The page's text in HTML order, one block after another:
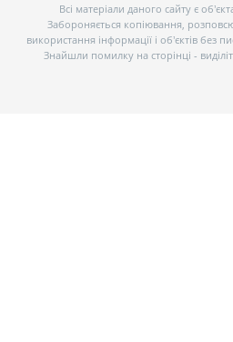
Всі матеріали даного сайту є
Забороняється копіювання,
використання інформації і об’єктів без
Знайшли помилку на сторінці -